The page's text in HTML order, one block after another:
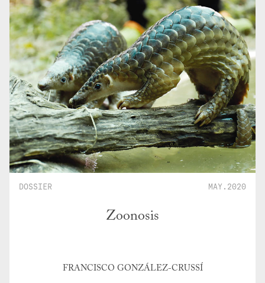
DOSSIER MAY.2020
Zoonosis
FRANCISCO GONZÁLEZ-CRUSSÍ